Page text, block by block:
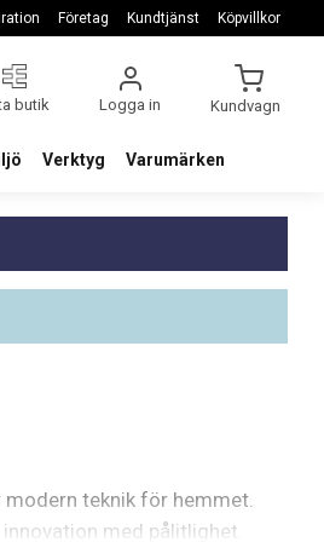
Företag Kundtjänst Köpvillkor
butik Logga in Kundvagn
Verktyg Varumärken
teknik för hemmet.
med pålitlighet.